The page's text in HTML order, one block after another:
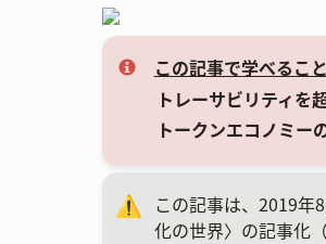
この記事で学べること
トレーサビリティを
トークンエコノミー
⚠️
この記事は、2019
化の世界〉の記事化